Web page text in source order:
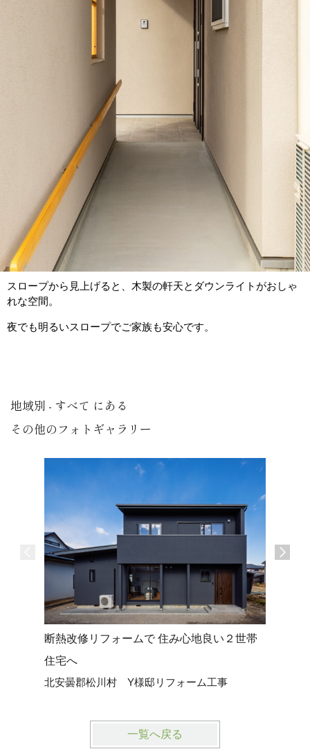
スロープから見上げると、木製の軒天とダウンライトがおしゃ
れな空間。
夜でも明るいスロープでご家族も安心です。
地域別 - すべて にある
その他のフォトギャラリー
断熱改修リフォームで 住み心地良い２世帯
住宅へ
北安曇郡松川村 Y様邸リフォーム工事
一覧へ戻る